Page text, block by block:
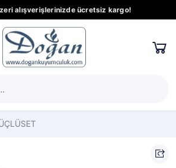
alışverişlerinizde ücretsiz kargo!